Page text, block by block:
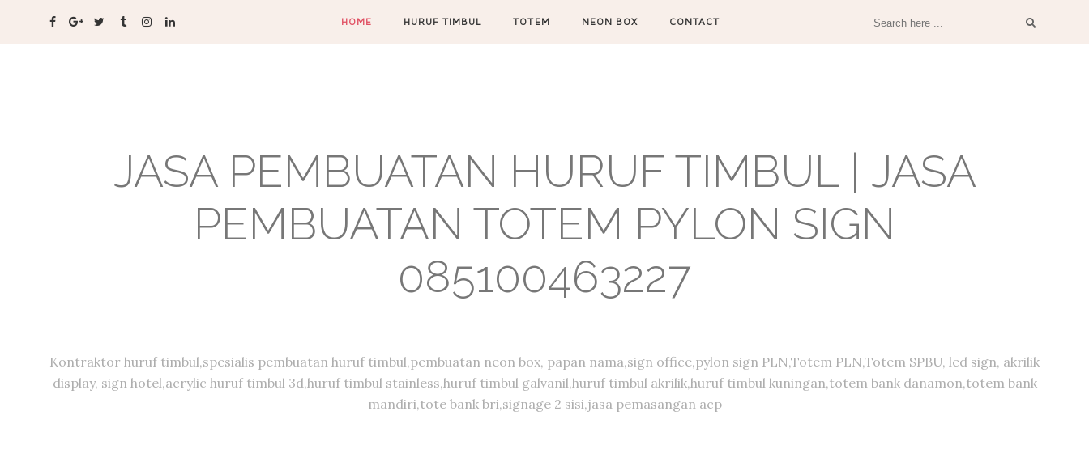
HOME HURUF TIMBUL TOTEM NEON BOX CONTACT
JASA PEMBUATAN HURUF TIMBUL | JASA
PEMBUATAN TOTEM PYLON SIGN
085100463227
Kontraktor huruf timbul,spesialis pembuatan huruf timbul,pembuatan neon box, papan nama,sign office,pylon sign PLN,Totem PLN,Totem SPBU, led sign, akrilik
display, sign hotel,acrylic huruf timbul 3d,huruf timbul stainless,huruf timbul galvanil,huruf timbul akrilik,huruf timbul kuningan,totem bank danamon,totem bank
mandiri,tote bank bri,signage 2 sisi,jasa pemasangan acp